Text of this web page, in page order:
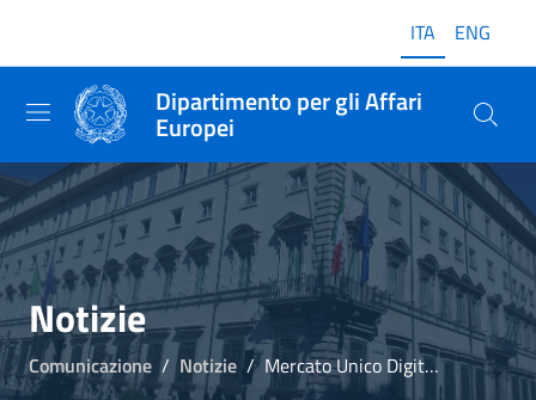
ITA ENG
Dipartimento per gli Affari
Europei
Notizie
Comunicazione Notizie Mercato Unico Digitale, pubblicato dalla Commissione UE il nuovo regolamento sulla circolazione dei dati non personali